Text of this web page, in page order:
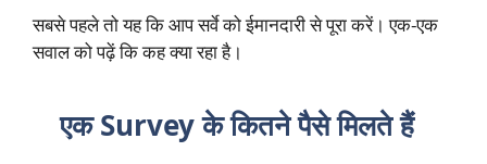
सबसे पहले तो यह कि आप सर्वे को ईमानदारी से पूरा करें। एक-एक
सवाल को पढ़ें कि कह क्या रहा है।
एक Survey के कितने पैसे मिलते हैं